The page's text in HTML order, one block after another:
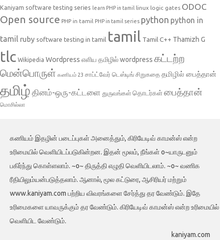
Kaniyam software testing series learn PHP in tamil linux logic gates ODOC
Open source PHP in tamil PHP in tamil series python python in
tamil ruby software testing in tamil tamil Tamil C++ Thamizh G
tlc Wikipedia Wordpress எளிய தமிழில் wordpress கட்டற்ற
மென்பொருள் கணியம் 23 சாப்ட்வேர் டெஸ்டிங் சிறுகதை தமிழில் பைத்தான்
தமிழ் தினம்-ஒரு-கட்டளை துருவங்கள் தொடர்கள்பைத்தான்
மொசில்லா
கணியம் இதழின் படைப்புகள் அனைத்தும், கிரியேடிவ் காமன்ஸ் என்ற
உரிமையில் வெளியிடப்படுகின்றன. இதன் மூலம், நீங்கள் o~யாருடனும்
பகிர்ந்து கொள்ளலாம். ~o~ திருத்தி எழுதி வெளியிடலாம். ~o~ வணிக
ரீதியிலும்யன்படுத்தலாம். ஆனால், மூல கட்டுரை, ஆசிரியர் மற்றும்
www.kaniyam.com பற்றிய விவரங்களை சேர்த்து தர வேண்டும். இதே
உரிமைகளை யாவருக்கும் தர வேண்டும். கிரியேடிவ் காமன்ஸ் என்ற உரிமையில்
வெளியிட வேண்டும்.
kaniyam.com